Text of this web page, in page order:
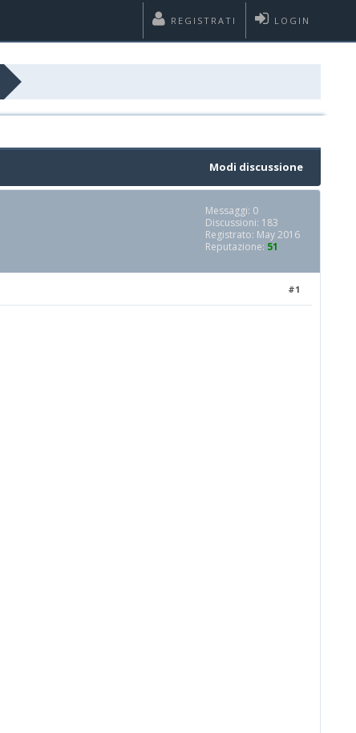
LOGIN
REGISTRATI
Modi discussione
Messaggi: 0
Discussioni: 183
Registrato: May 2016
Reputazione: 51
#1